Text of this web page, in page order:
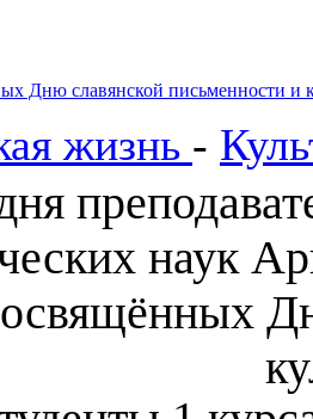
Дню славянской письменности и
жизнь -
наук